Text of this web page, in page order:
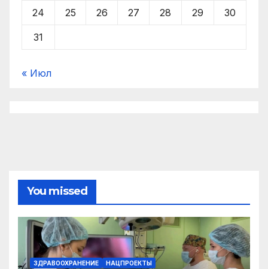
24 25 26 27 28 29 30
31
« Июл
You missed
ЗДРАВООХРАНЕНИЕ НАЦПРОЕКТЫ